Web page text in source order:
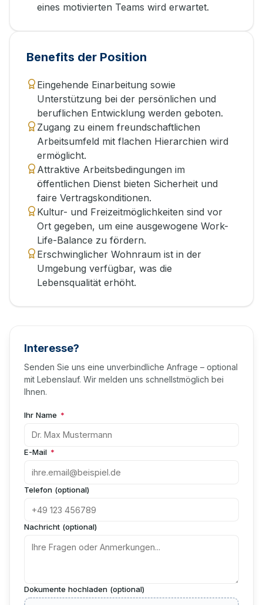
eines motivierten Teams wird erwartet.
Benefits der Position
Eingehende Einarbeitung sowie
Unterstützung bei der persönlichen und
beruflichen Entwicklung werden geboten.
Zugang zu einem freundschaftlichen
Arbeitsumfeld mit flachen Hierarchien wird
ermöglicht.
Attraktive Arbeitsbedingungen im
öffentlichen Dienst bieten Sicherheit und
faire Vertragskonditionen.
Kultur- und Freizeitmöglichkeiten sind vor
Ort gegeben, um eine ausgewogene Work-
Life-Balance zu fördern.
Erschwinglicher Wohnraum ist in der
Umgebung verfügbar, was die
Lebensqualität erhöht.
Interesse?
Senden Sie uns eine unverbindliche Anfrage – optional
mit Lebenslauf. Wir melden uns schnellstmöglich bei
Ihnen.
Ihr Name *
E-Mail *
Telefon (optional)
Nachricht (optional)
Dokumente hochladen (optional)